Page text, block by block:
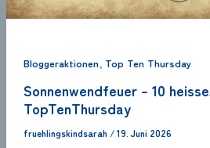
Bloggeraktionen, Top Ten Thursday
Sonnenwendfeuer – 10
TopTenThursday
fruehlingskindsarah /19. Juni 2026